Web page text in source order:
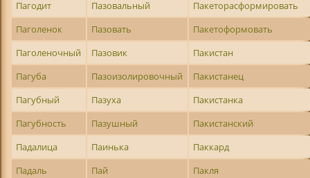
Пагодит
Пазовальный
Пакеторасформировать
Паголенок
Пазовать
Пакетоформовать
Паголеночный
Пазовик
Пакистан
Пагуба
Пазоизолировочный
Пакистанец
Пагубный
Пазуха
Пакистанка
Пагубность
Пазушный
Пакистанский
Падалица
Паинька
Паккард
Падаль
Пай
Пакля